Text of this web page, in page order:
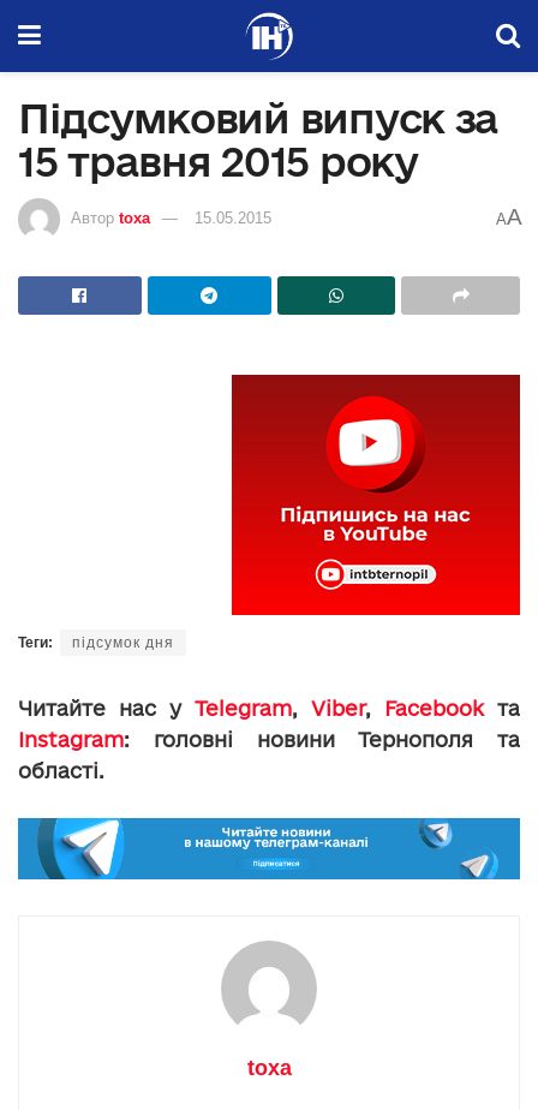
Підсумковий випуск за
15 травня 2015 року
Автор toxa 15.05.2015 AA
Теги: підсумок дня
Читайте нас у Telegram, Viber, Facebookта
Instagram: головні новини Тернополя та
області.
toxa